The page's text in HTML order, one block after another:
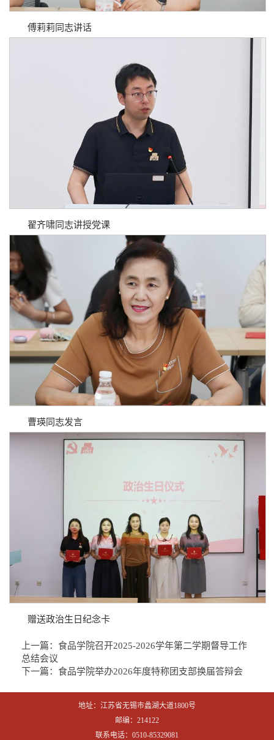
傅莉莉同志讲话
翟齐啸同志讲授党课
曹瑛同志发言
赠送政治生日纪念卡
上一篇： 食品学院召开2025-2026学年第二学期督导工作
总结会议
下一篇： 食品学院举办2026年度特称团支部换届答辩会
地址：江苏省无锡市蠡湖大道1800号
邮编：214122
联系电话：0510-85329081